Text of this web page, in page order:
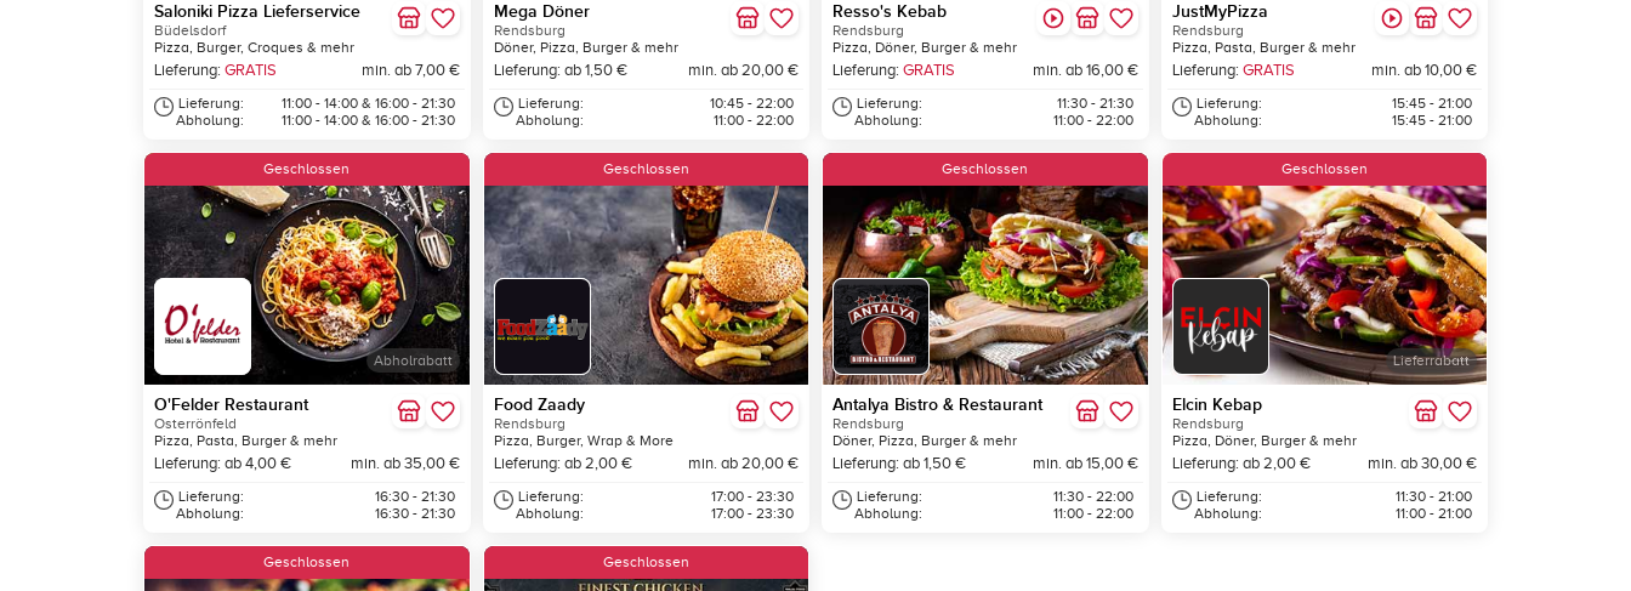
Saloniki Pizza Lieferservice
Büdelsdorf
Pizza, Burger, Croques & mehr
Lieferung: GRATIS min. ab 7,00 €
Lieferung:
Abholung:
11:00 - 14:00 & 16:00 - 21:30
11:00 - 14:00 & 16:00 - 21:30
Mega Döner
Rendsburg
Döner, Pizza, Burger & mehr
Lieferung: ab 1,50 € min. ab 20,00 €
Lieferung:
Abholung:
10:45 - 22:00
11:00 - 22:00
Resso's Kebab
Rendsburg
Pizza, Döner, Burger & mehr
Lieferung: GRATIS min. ab 16,00 €
Lieferung:
Abholung:
11:30 - 21:30
11:00 - 22:00
JustMyPizza
Rendsburg
Pizza, Pasta, Burger & mehr
Lieferung: GRATIS min. ab 10,00 €
Lieferung:
Abholung:
15:45 - 21:00
15:45 - 21:00
Abholrabatt
Geschlossen
O'Felder Restaurant
Osterrönfeld
Pizza, Pasta, Burger & mehr
Lieferung: ab 4,00 € min. ab 35,00 €
Lieferung:
Abholung:
16:30 - 21:30
16:30 - 21:30
Geschlossen
Food Zaady
Rendsburg
Pizza, Burger, Wrap & More
Lieferung: ab 2,00 € min. ab 20,00 €
Lieferung:
Abholung:
17:00 - 23:30
17:00 - 23:30
Geschlossen
Antalya Bistro & Restaurant
Rendsburg
Döner, Pizza, Burger & mehr
Lieferung: ab 1,50 € min. ab 15,00 €
Lieferung:
Abholung:
11:30 - 22:00
11:00 - 22:00
Lieferrabatt
Geschlossen
Elcin Kebap
Rendsburg
Pizza, Döner, Burger & mehr
Lieferung: ab 2,00 € min. ab 30,00 €
Lieferung:
Abholung:
11:30 - 21:00
11:00 - 21:00
Geschlossen Geschlossen